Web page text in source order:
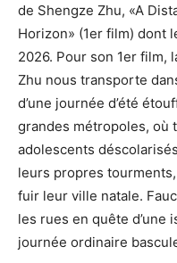
de Shengze Zhu, «A
Horizon» (1er film) dont
2026. Pour son 1er film,
Zhu nous transporte
d’une journée d’été
grandes métropoles, où
adolescents
leurs propres
fuir leur ville natale.
les rues en quête d’une
journée ordinaire